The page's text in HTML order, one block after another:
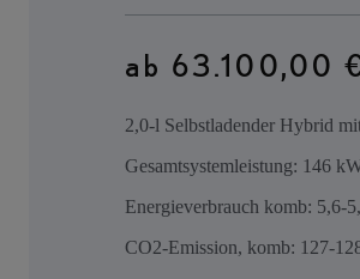
ab 63.100,00
2,0-l Selbstladender Hybrid
Gesamtsystemleistung: 146
Energieverbrauch komb: 5,6-
CO2-Emission, komb: 127-